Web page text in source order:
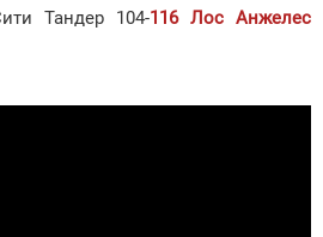
Тандер 104-116 Лос Анжелес